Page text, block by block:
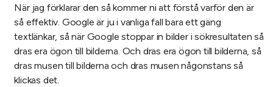
När jag förklarar den så kommer ni att förstå varför den är
så effektiv. Google är ju i vanliga fall bara ett gäng
textlänkar, så när Google stoppar in bilder i sökresultaten så
dras era ögon till bilderna. Och dras era ögon till bilderna, så
dras musen till bilderna och dras musen någonstans så
klickas det.